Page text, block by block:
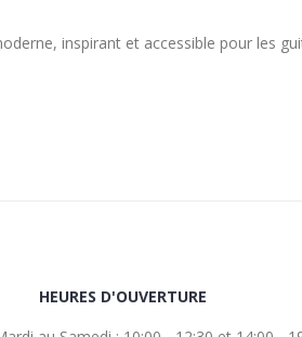
inspirant et accessible pour les
HEURES D'OUVERTURE